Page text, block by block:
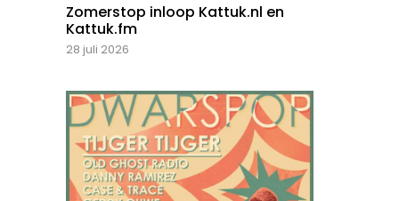
Zomerstop inloop Kattuk.nl en
Kattuk.fm
28 juli 2026